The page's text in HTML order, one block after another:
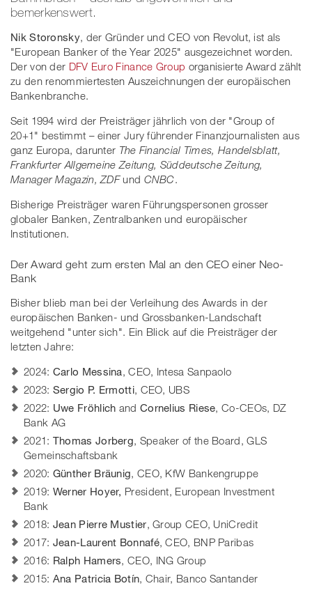
bemerkenswert.
Nik Storonsky, der Gründer und CEO von Revolut, ist als
"European Banker of the Year 2025" ausgezeichnet worden.
Der von der DFV Euro Finance Group organisierte Award zählt
zu den renommiertesten Auszeichnungen der europäischen
Bankenbranche.
Seit 1994 wird der Preisträger jährlich von der "Group of
20+1" bestimmt – einer Jury führender Finanzjournalisten aus
ganz Europa, darunter The Financial Times, Handelsblatt,
Frankfurter Allgemeine Zeitung, Süddeutsche Zeitung,
Manager Magazin, ZDFund CNBC.
Bisherige Preisträger waren Führungspersonen grosser
globaler Banken, Zentralbanken und europäischer
Institutionen.
Der Award geht zum ersten Mal an den CEO einer Neo-
Bank
Bisher blieb man bei der Verleihung des Awards in der
europäischen Banken- und Grossbanken-Landschaft
weitgehend "unter sich". Ein Blick auf die Preisträger der
letzten Jahre:
2024: Carlo Messina, CEO, Intesa Sanpaolo
2023: Sergio P. Ermotti, CEO, UBS
2022: Uwe Fröhlich and Cornelius Riese, Co-CEOs, DZ
Bank AG
2021: Thomas Jorberg, Speaker of the Board, GLS
Gemeinschaftsbank
2020: Günther Bräunig, CEO, KfW Bankengruppe
2019: Werner Hoyer, President, European Investment
Bank
2018: Jean Pierre Mustier, Group CEO, UniCredit
2017: Jean-Laurent Bonnafé, CEO, BNP Paribas
2016: Ralph Hamers, CEO, ING Group
2015: Ana Patricia Botín, Chair, Banco Santander